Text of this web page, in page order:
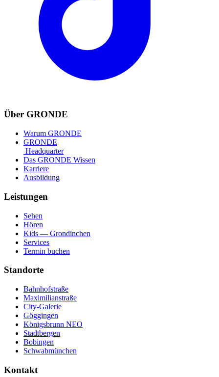
Über GRONDE
Warum GRONDE
GRONDE
Headquarter
Das GRONDE Wissen
Karriere
Ausbildung
Leistungen
Sehen
Hören
Kids — Grondinchen
Services
Termin buchen
Standorte
Bahnhofstraße
Maximilianstraße
City-Galerie
Göggingen
Königsbrunn NEO
Stadtbergen
Bobingen
Schwabmünchen
Kontakt